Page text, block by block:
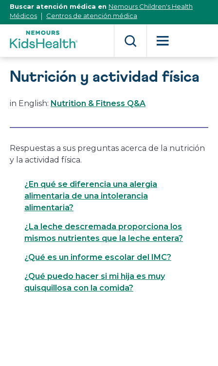
[Skip
Content]
Buscar atención médica en Nemours Children's Health
Médicos
Centros de atención médica
Nutrición y actividad física
in English: Nutrition & Fitness Q&A
Respuestas a sus preguntas acerca de la nutrición
y la actividad física.
¿En qué se diferencia una alergia
alimentaria de una intolerancia
alimentaria?
¿La leche descremada proporciona los
mismos nutrientes que la leche entera?
¿Qué es un informe escolar del IMC?
¿Qué puedo hacer si mi hija es muy
quisquillosa con la comida?